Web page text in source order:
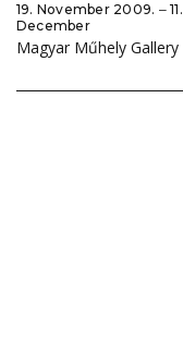
19. November 2009. ‒ 11.
December
Magyar Műhely Gallery